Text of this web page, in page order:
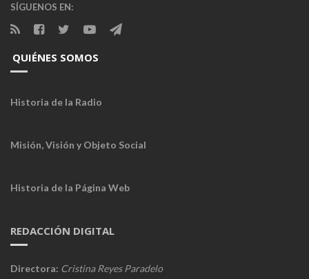
SÍGUENOS EN:
QUIÉNES SOMOS
Historia de la Radio
Misión, Visión y Objeto Social
Historia de la Página Web
REDACCIÓN DIGITAL
Directora: Cristina Reyes Paradelo